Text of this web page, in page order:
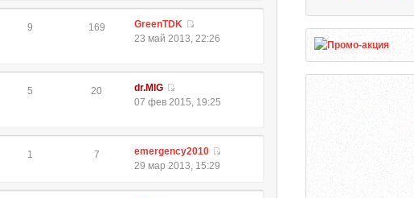
9 169
GreenTDK
23 май 2013, 22:26
5 20
dr.MIG
07 фев 2015, 19:25
1 7
emergency2010
29 мар 2013, 15:29